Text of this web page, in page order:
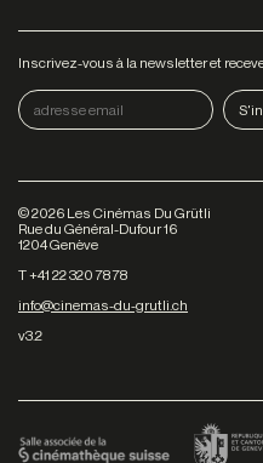
Inscrivez-vous à la newsletter et
©2026 Les Cinémas Du Grütli
Rue du Général-Dufour 16
1204 Genève
T +41 22 320 78 78
info@cinemas-du-grutli.ch
v3.2